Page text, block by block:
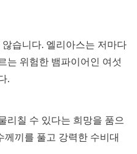
습니다. 엘리아스는 저마다
는 위험한 뱀파이어인 여섯
.
리칠 수 있다는 희망을 품으
께끼를 풀고 강력한 수비대